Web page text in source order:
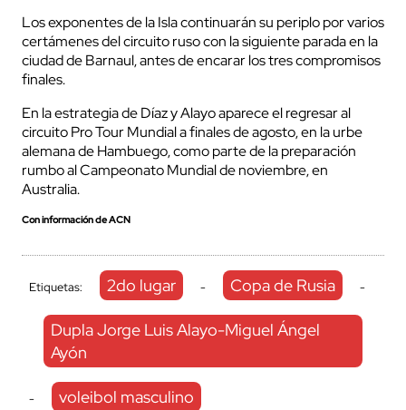
Los exponentes de la Isla continuarán su periplo por varios
certámenes del circuito ruso con la siguiente parada en la
ciudad de Barnaul, antes de encarar los tres compromisos
finales.
En la estrategia de Díaz y Alayo aparece el regresar al
circuito Pro Tour Mundial a finales de agosto, en la urbe
alemana de Hambuego, como parte de la preparación
rumbo al Campeonato Mundial de noviembre, en
Australia.
Con información de ACN
Etiquetas: 2do lugar - Copa de Rusia -
Dupla Jorge Luis Alayo-Miguel Ángel
Ayón
- voleibol masculino